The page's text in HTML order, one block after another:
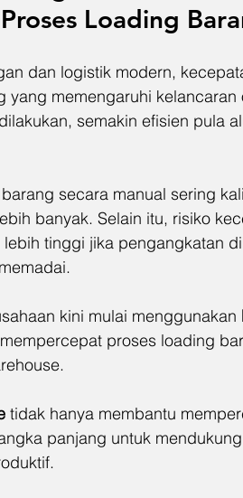
Loading
dan logistik modern,
yang memengaruhi
semakin efisien pula
secara manual sering
banyak. Selain itu, risiko
tinggi jika pengangkatan
kini mulai menggunakan
proses loading
tidak hanya membantu
panjang untuk